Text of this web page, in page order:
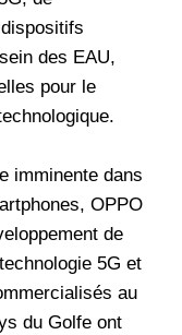
des EAU,
pour le
imminente dans
OPPO
de
5G et
au
du Golfe ont